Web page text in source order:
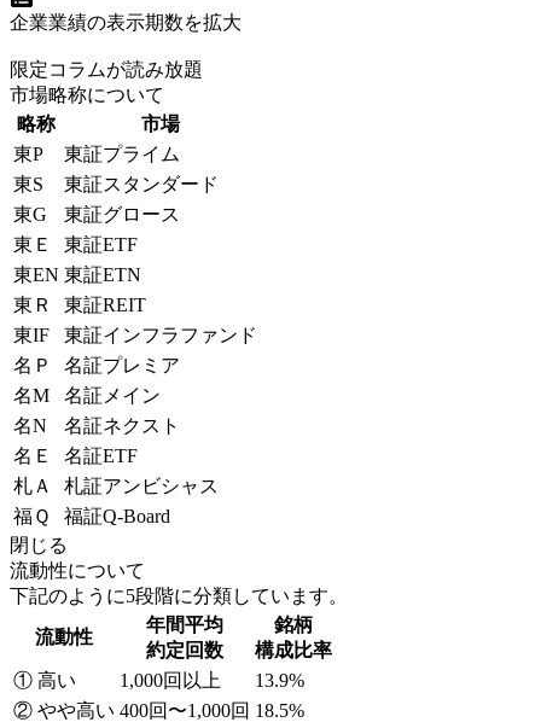
企業業績の表示期数を拡大
限定コラムが読み放題
市場略称について
略称
市場
東P
東証プライム
東S
東証スタンダード
東G
東証グロース
東Ｅ
東証ETF
東EN 東証ETN
東Ｒ
東証REIT
東IF
東証インフラファンド
名Ｐ
名証プレミア
名M
名証メイン
名N
名証ネクスト
名Ｅ
名証ETF
札Ａ
札証アンビシャス
福Ｑ
福証Q-Board
閉じる
流動性について
下記のように5段階に分類しています。
流動性
年間平均
約定回数
銘柄
構成比率
① 高い
1,000回以上
13.9%
② やや高い 400回〜1,000回 18.5%